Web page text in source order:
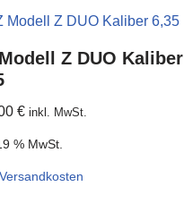
Z DUO Kaliber
€ inkl. MwSt.
% MwSt.
Versandkosten